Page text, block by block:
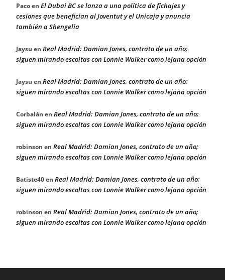
Pacoen El Dubai BC se lanza a una política de fichajes y
cesiones que benefician al Joventut y el Unicaja y anuncia
también a Shengelia
Jaysu en Real Madrid: Damian Jones, contrato de un año;
siguen mirando escoltas con Lonnie Walker como lejana opción
Jaysu en Real Madrid: Damian Jones, contrato de un año;
siguen mirando escoltas con Lonnie Walker como lejana opción
Corbalán en Real Madrid: Damian Jones, contrato de un año;
siguen mirando escoltas con Lonnie Walker como lejana opción
robinson en Real Madrid: Damian Jones, contrato de un año;
siguen mirando escoltas con Lonnie Walker como lejana opción
Batiste40en Real Madrid: Damian Jones, contrato de un año;
siguen mirando escoltas con Lonnie Walker como lejana opción
robinson en Real Madrid: Damian Jones, contrato de un año;
siguen mirando escoltas con Lonnie Walker como lejana opción